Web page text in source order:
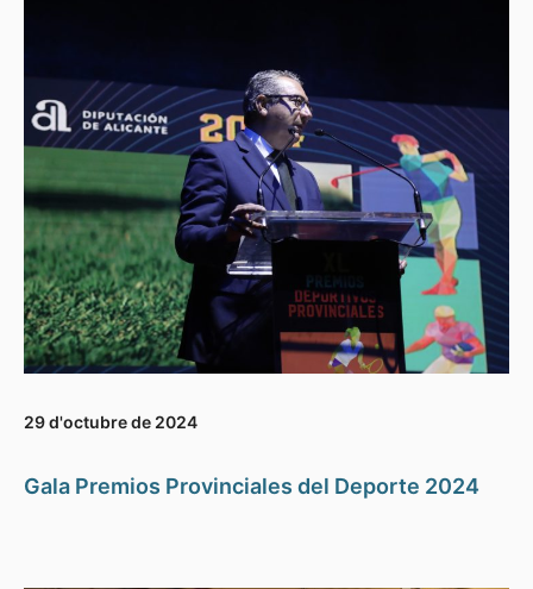
29 d'octubre de 2024
Gala Premios Provinciales del Deporte 2024